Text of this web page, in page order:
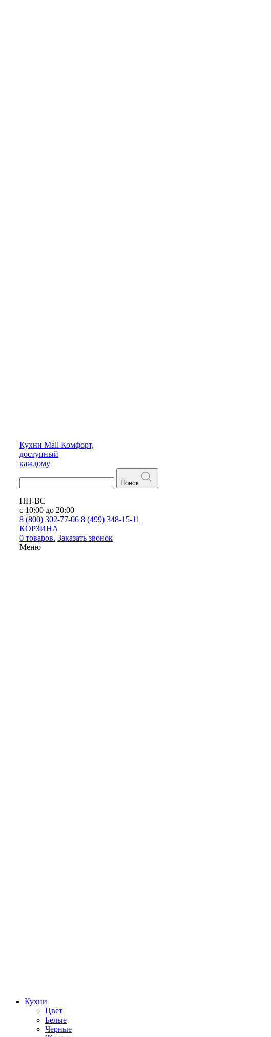
Кухни Mall Комфорт,
доступный
каждому
Поиск
ПН-ВС
с 10:00 до 20:00
8 (800) 302-77-06 8 (499) 348-15-11
КОРЗИНА
0 товаров. Заказать звонок
Меню
Кухни
Цвет
Белые
Черные